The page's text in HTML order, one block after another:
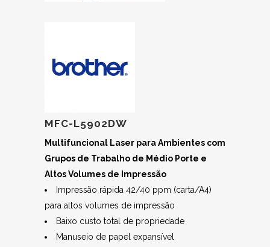
MFC-L5902DW
Multifuncional Laser para Ambientes com
Grupos de Trabalho de Médio Porte e
Altos Volumes de Impressão
Impressão rápida 42/40 ppm (carta/A4)
para altos volumes de impressão
Baixo custo total de propriedade
Manuseio de papel expansível